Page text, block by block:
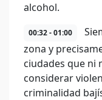
alcohol.
00:32 - 01:00
zona y
ciudades que ni
considerar
criminalidad